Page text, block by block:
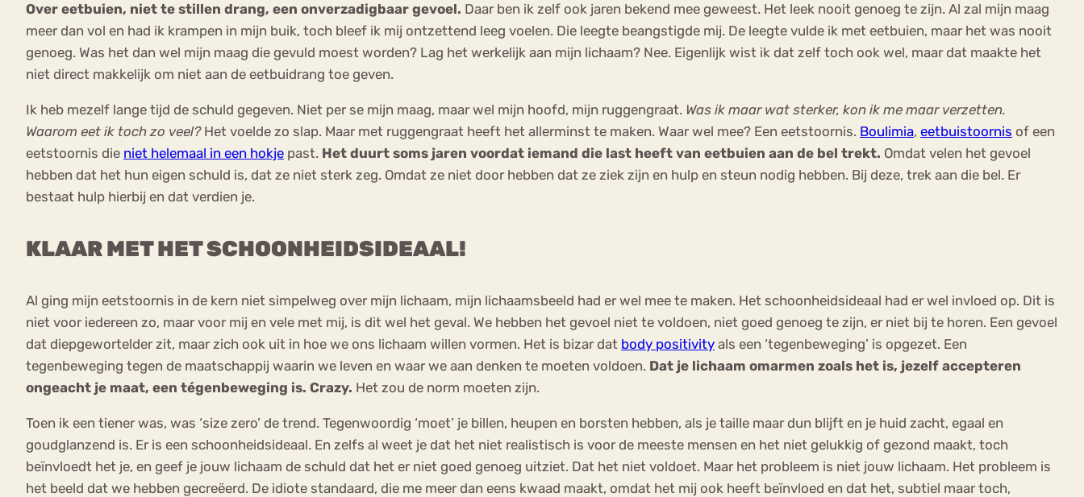
Over eetbuien, niet te stillen drang, een onverzadigbaar gevoel. Daar ben ik zelf ook jaren bekend mee geweest. Het leek nooit genoeg te zijn. Al zal mijn maag
meer dan vol en had ik krampen in mijn buik, toch bleef ik mij ontzettend leeg voelen. Die leegte beangstigde mij. De leegte vulde ik met eetbuien, maar het was nooit
genoeg. Was het dan wel mijn maag die gevuld moest worden? Lag het werkelijk aan mijn lichaam? Nee. Eigenlijk wist ik dat zelf toch ook wel, maar dat maakte het
niet direct makkelijk om niet aan de eetbuidrang toe geven.
Ik heb mezelf lange tijd de schuld gegeven. Niet per se mijn maag, maar wel mijn hoofd, mijn ruggengraat. Was ik maar wat sterker, kon ik me maar verzetten.
Waarom eet ik toch zo veel?Het voelde zo slap. Maar met ruggengraat heeft het allerminst te maken. Waar wel mee? Een eetstoornis. Boulimia, eetbuistoornis of een
eetstoornis die niet helemaal in een hokje past. Het duurt soms jaren voordat iemand die last heeft van eetbuien aan de bel trekt. Omdat velen het gevoel
hebben dat het hun eigen schuld is, dat ze niet sterk zeg. Omdat ze niet door hebben dat ze ziek zijn en hulp en steun nodig hebben. Bij deze, trek aan die bel. Er
bestaat hulp hierbij en dat verdien je.
KLAAR MET HET SCHOONHEIDSIDEAAL!
Al ging mijn eetstoornis in de kern niet simpelweg over mijn lichaam, mijn lichaamsbeeld had er wel mee te maken. Het schoonheidsideaal had er wel invloed op. Dit is
niet voor iedereen zo, maar voor mij en vele met mij, is dit wel het geval. We hebben het gevoel niet te voldoen, niet goed genoeg te zijn, er niet bij te horen. Een gevoel
dat diepgewortelder zit, maar zich ook uit in hoe we ons lichaam willen vormen. Het is bizar dat body positivity als een ‘tegenbeweging’ is opgezet. Een
tegenbeweging tegen de maatschappij waarin we leven en waar we aan denken te moeten voldoen. Dat je lichaam omarmen zoals het is, jezelf accepteren
ongeacht je maat, een tégenbeweging is. Crazy. Het zou de norm moeten zijn.
Toen ik een tiener was, was ‘size zero’ de trend. Tegenwoordig ‘moet’ je billen, heupen en borsten hebben, als je taille maar dun blijft en je huid zacht, egaal en
goudglanzend is. Er is een schoonheidsideaal. En zelfs al weet je dat het niet realistisch is voor de meeste mensen en het niet gelukkig of gezond maakt, toch
beïnvloedt het je, en geef je jouw lichaam de schuld dat het er niet goed genoeg uitziet. Dat het niet voldoet. Maar het probleem is niet jouw lichaam. Het probleem is
het beeld dat we hebben gecreëerd. De idiote standaard, die me meer dan eens kwaad maakt, omdat het mij ook heeft beïnvloed en dat het, subtiel maar toch,